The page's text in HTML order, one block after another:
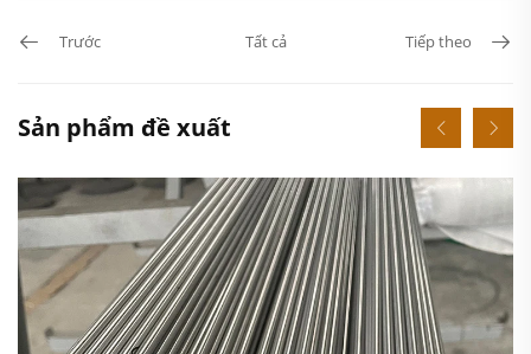
Trước Tất cả Tiếp theo
Sản phẩm đề xuất